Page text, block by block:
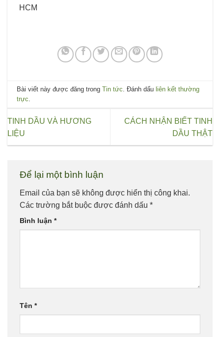
HCM
Bài viết này được đăng trongTin tức . Đánh dấuliên kết thường
trực
TINH DẦU VÀ HƯƠNG
LIỆU
CÁCH NHẬN BIẾT TINH
DẦU THẬT
Để lại một bình luận
Email của bạn sẽ không được hiển thị công khai.
Các trường bắt buộc được đánh dấu *
Bình luận *
Tên *